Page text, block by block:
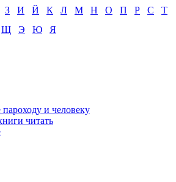
З И Й К Л М Н О П Р С
Т
Щ Э Ю Я
и человеку
читать